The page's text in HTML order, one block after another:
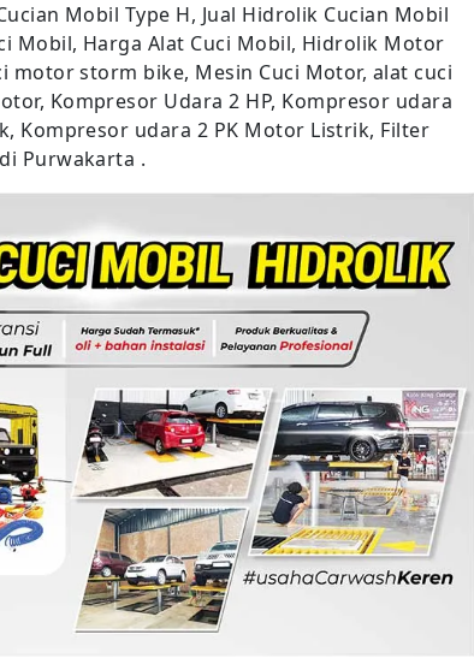
Mobil Type H, Jual Hidrolik Cucian Mobil
Mobil, Harga Alat Cuci Mobil, Hidrolik Motor
storm bike, Mesin Cuci Motor, alat cuci
Kompresor Udara 2 HP, Kompresor udara
Kompresor udara 2 PK Motor Listrik, Filter
Purwakarta .